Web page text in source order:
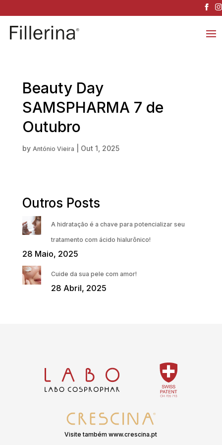
Beauty Day
SAMSPHARMA 7 de
Outubro
by António Vieira Out 1, 2025
Outros Posts
A hidratação é a chave para potencializar seu
tratamento com ácido hialurônico!
28 Maio, 2025
Cuide da sua pele com amor!
28 Abril, 2025
Visite também www.crescina.pt